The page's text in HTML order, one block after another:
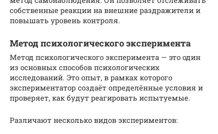
собственные реакции на внешние раздражители и
повышать уровень контроля.
Метод психологического эксперимента
Метод психологического эксперимента — это один
из основных способов психологических
исследований. Это опыт, в рамках которого
экспериментатор создаёт определённые условия и
проверяет, как будут реагировать испытуемые.
Различают несколько видов экспериментов: